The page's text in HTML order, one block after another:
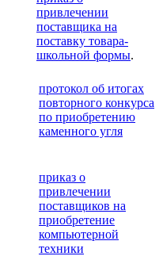
привлечении
поставщика на
поставку товара-
школьной формы.
протокол об итогах
повторного конкурса
по приобретению
каменного угля
приказ о
привлечении
поставщиков на
приобретение
компьютерной
техники